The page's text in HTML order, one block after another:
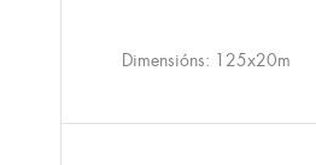
Dimensións: 125x20m